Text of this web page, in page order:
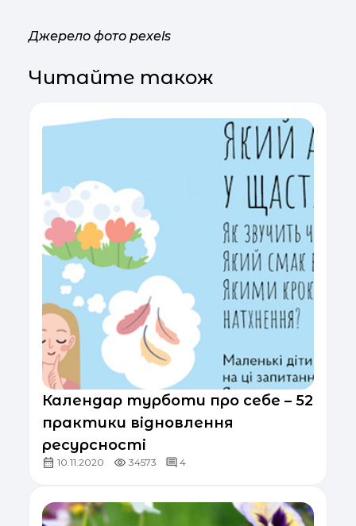
Джерело фото pexels
Читайте також
Календар турботи про себе – 52
практики відновлення
ресурсності
10.11.2020 34573 4